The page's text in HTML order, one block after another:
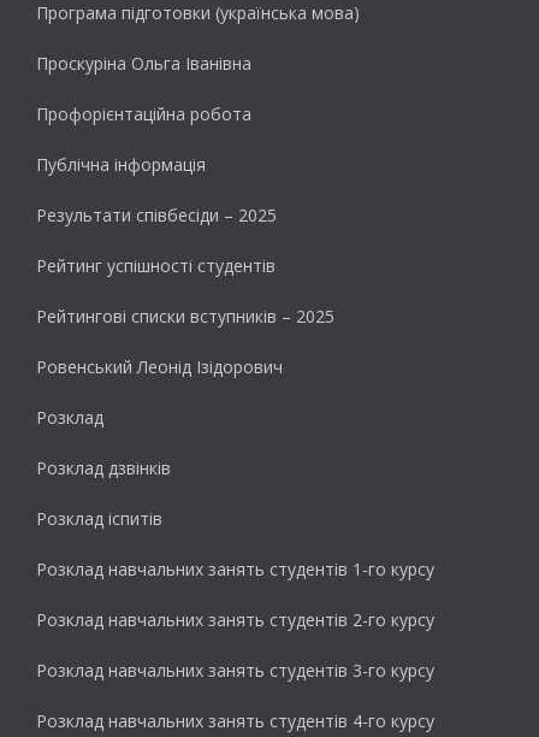
Програма підготовки (українська мова)
Проскуріна Ольга Іванівна
Профорієнтаційна робота
Публічна інформація
Результати cпівбесіди – 2025
Рейтинг успішності студентів
Рейтингові списки вступників – 2025
Ровенський Леонід Ізідорович
Розклад
Розклад дзвінків
Розклад іспитів
Розклад навчальних занять студентів 1-го курсу
Розклад навчальних занять студентів 2-го курсу
Розклад навчальних занять студентів 3-го курсу
Розклад навчальних занять студентів 4-го курсу